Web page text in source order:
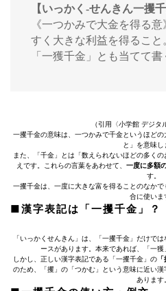
【いっかく‐せんきん一攫
《一つかみで大金を得る
すく大きな利益を得ること
「一獲千金」とも当てて書
（引用〈小学館 デジタ
一攫千金の意味は、一つかみで千金というほど
と」を意味し
また、「千金」とは「数えられないほどの多く
えです。これらの言葉をあわせて、 一度に多額
す。
一攫千金は、一度に大きな富を得ることのなか
合に使いま
■漢字表記は「一攫千金」？
「いっかくせんきん」は、「一攫千金」だけで
ースがあります。本来であれば、「一獲
しかし、正しい漢字表記である「一攫千金」の
のため、「攫」の「つかむ」という意味に近い
あります